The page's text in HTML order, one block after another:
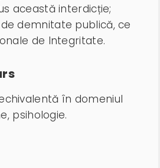
această interdicție;
demnitate publică, ce
de Integritate.
în domeniul
psihologie.